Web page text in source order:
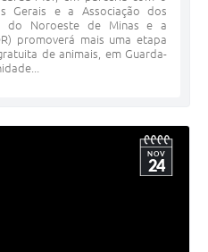
Gerais e a Associação dos
do Noroeste de Minas e a
promoverá mais uma etapa
de animais, em Guarda-
NOV
24